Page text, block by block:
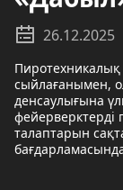
26.12.2025
Пиротехникалық
сыйлағанымен,
денсаулығына
фейерверктерді
талаптарын